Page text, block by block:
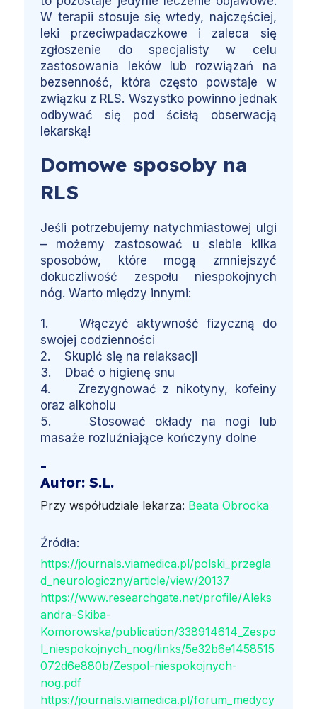
W terapii stosuje się wtedy, najczęściej,
leki przeciwpadaczkowe i zaleca się
zgłoszenie do specjalisty w celu
zastosowania leków lub rozwiązań na
bezsenność, która często powstaje w
związku z RLS. Wszystko powinno jednak
odbywać się pod ścisłą obserwacją
lekarską!
Domowe sposoby na
RLS
Jeśli potrzebujemy natychmiastowej ulgi
– możemy zastosować u siebie kilka
sposobów, które mogą zmniejszyć
dokuczliwość zespołu niespokojnych
nóg. Warto między innymi:
1. Włączyć aktywność fizyczną do
swojej codzienności
2. Skupić się na relaksacji
3. Dbać o higienę snu
4. Zrezygnować z nikotyny, kofeiny
oraz alkoholu
5. Stosować okłady na nogi lub
masaże rozluźniające kończyny dolne
-
Autor: S.L.
Przy współudziale lekarza: Beata Obrocka
Źródła:
https://journals.viamedica.pl/polski_przegla
d_neurologiczny/article/view/20137
https://www.researchgate.net/profile/Aleks
andra-Skiba-
Komorowska/publication/338914614_Zespo
l_niespokojnych_nog/links/5e32b6e1458515
072d6e880b/Zespol-niespokojnych-
nog.pdf
https://journals.viamedica.pl/forum_medycy